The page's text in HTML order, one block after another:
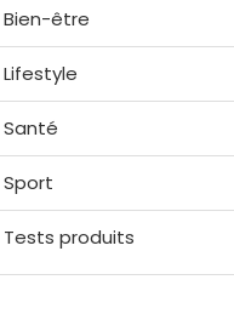
Bien-être
Lifestyle
Santé
Sport
Tests produits